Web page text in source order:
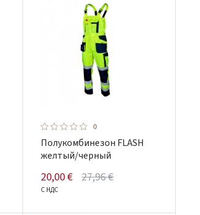
0
Полукомбинезон FLASH
желтый/черный
20,00 € 27,96 €
С НДС